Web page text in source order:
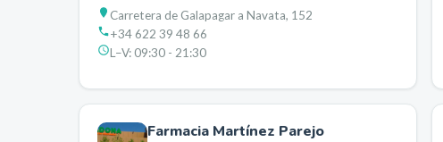
Carretera de Galapagar a Navata, 152
+34 622 39 48 66
L–V:09:30 - 21:30
Farmacia Martínez Parejo